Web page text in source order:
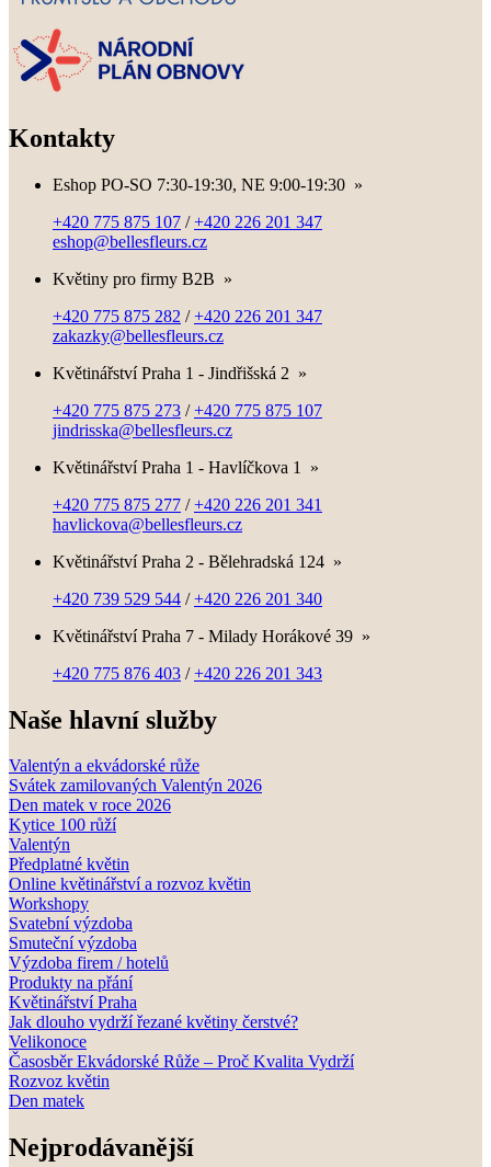
Kontakty
Eshop PO-SO 7:30-19:30, NE 9:00-19:30 »
+420 775 875 107 /+420 226 201 347
eshop@bellesfleurs.cz
Květiny pro firmy B2B »
+420 775 875 282 /+420 226 201 347
zakazky@bellesfleurs.cz
Květinářství Praha 1 - Jindřišská 2 »
+420 775 875 273 /+420 775 875 107
jindrisska@bellesfleurs.cz
Květinářství Praha 1 - Havlíčkova 1
»
+420 775 875 277 /+420 226 201 341
havlickova@bellesfleurs.cz
Květinářství Praha 2 - Bělehradská 124 »
+420 739 529 544 /+420 226 201 340
Květinářství Praha 7 - Milady Horákové 39 »
+420 775 876 403 /+420 226 201 343
Naše hlavní služby
Valentýn a ekvádorské růže
Svátek zamilovaných Valentýn 2026
Den matek v roce 2026
Kytice 100 růží
Valentýn
Předplatné květin
Online květinářství a rozvoz květin
Workshopy
Svatební výzdoba
Smuteční výzdoba
Výzdoba firem / hotelů
Produkty na přání
Květinářství Praha
Jak dlouho vydrží řezané květiny čerstvé?
Velikonoce
Časosběr Ekvádorské Růže – Proč Kvalita Vydrží
Rozvoz květin
Den matek
Nejprodávanější